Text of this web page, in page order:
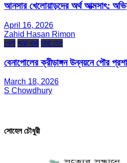
আনসার খেলোয়াড়দের অর্থ আত্মসাৎ:
April 16, 2026
Zahid Hasan Rimon
খেলা সারা খবর সারা দেশ
বেনাপোলের ক্রীড়াঙ্গন উন্নয়নে পৌর
March 18, 2026
S Chowdhury
সোহেল চৌধুরী